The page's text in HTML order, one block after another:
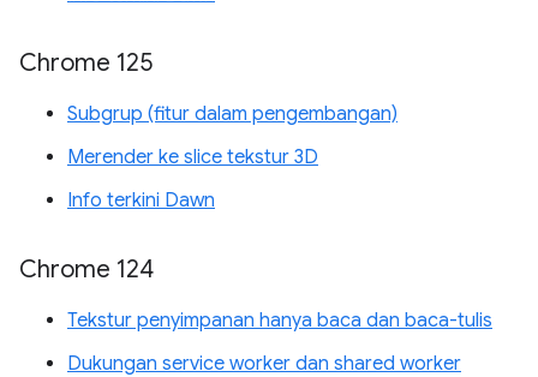
Chrome 125
Subgrup (fitur dalam pengembangan)
Merender ke slice tekstur 3D
Info terkini Dawn
Chrome 124
Tekstur penyimpanan hanya baca dan baca-tulis
Dukungan service worker dan shared worker